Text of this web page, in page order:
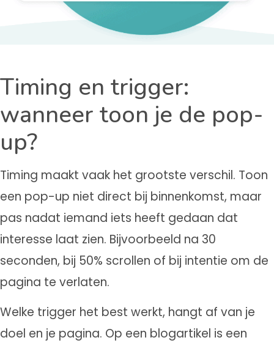
Timing en trigger:
wanneer toon je de pop-
up?
Timing maakt vaak het grootste verschil. Toon
een pop-up niet direct bij binnenkomst, maar
pas nadat iemand iets heeft gedaan dat
interesse laat zien. Bijvoorbeeld na 30
seconden, bij 50% scrollen of bij intentie om de
pagina te verlaten.
Welke trigger het best werkt, hangt af van je
doel en je pagina. Op een blogartikel is een